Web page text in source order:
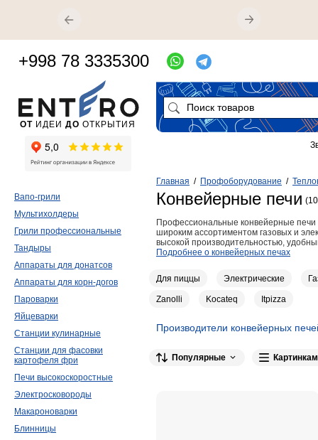
Главная / Профоборудование /
Конвейерные печи
Профессиональные конвейерные
широким ассортиментом газовых и
высокой производительностью,
Подробнее о конвейерных печах
Для пиццы Электрические
Zanolli Kocateq Itpizza
Производители конвейерных
Популярные
Вапо-грили
Мультихолдеры
Грили профессиональные
Тандыры
Аппараты для донатсов
Аппараты для корн-догов
Пароварки
Яйцеварки
Станции кулинарные
Станции для фасовки
картофеля фри
Печи высокоскоростные
Электросковороды
Макароноварки
Блинницы
ОТ ИДЕИ ДО ОТКРЫТИЯ
+998 78 3335300